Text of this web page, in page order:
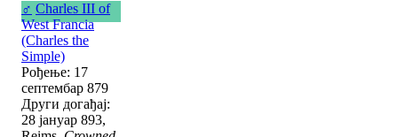
♂ Charles III of
West Francia
(Charles the
Simple)
Рођење: 17
септембар 879
Други догађај:
28 јануар 893,